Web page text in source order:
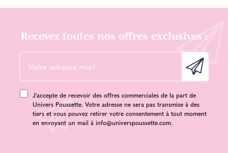
Recevez toutes nos offres exclusives :
J'accepte de recevoir des offres commerciales de la part de
Univers Poussette. Votre adresse ne sera pas transmise à des
tiers et vous pouvez retirer votre consentement à tout moment
en envoyant un mail à info@universpoussette.com.